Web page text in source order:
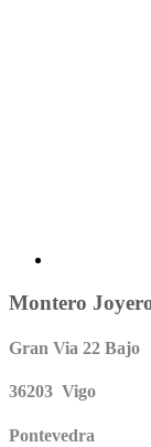
Montero
Gran Via 22 Bajo
36203 Vigo
Pontevedra